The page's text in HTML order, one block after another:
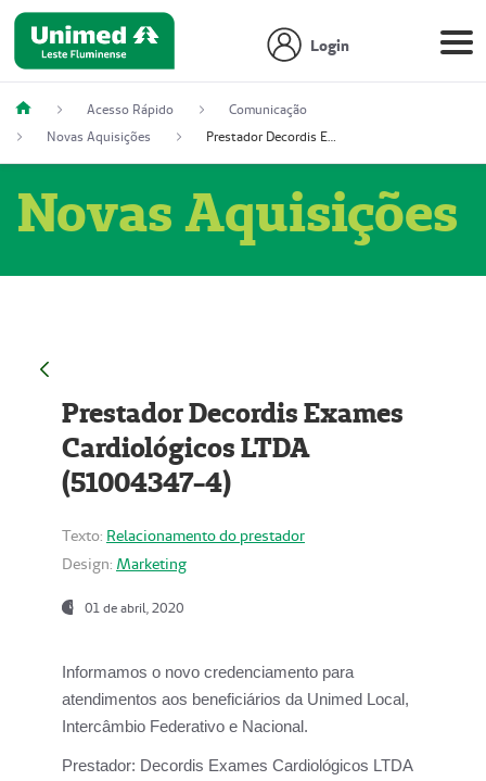
Login
Acesso Rápido
Comunicação
Novas Aquisições
Prestador Decordis Exames Cardiológicos LTDA (51004347-4)
Novas Aquisições
Prestador Decordis Exames
Cardiológicos LTDA
(51004347-4)
Texto: Relacionamento do prestador
Design: Marketing
01 de abril, 2020
Informamos o novo credenciamento para
atendimentos aos beneficiários da Unimed Local,
Intercâmbio Federativo e Nacional.
Prestador: Decordis Exames Cardiológicos LTDA